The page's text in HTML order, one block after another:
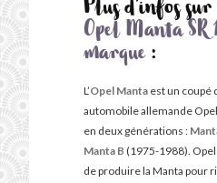
Plus d'infos sur
Opel Manta SR
marque:
L’Opel Manta est un coupé
automobile allemande
en deux générations :
Manta B (1975-1988). Opel
de produire la Manta pour